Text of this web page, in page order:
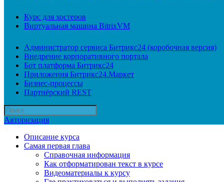
Курс для хостеров
Виртуальная машина BitrixVM
Администратор сервиса Битрикс24 (коробочная версия)
Внедрение корпоративного портала
Бот платформа Битрикс24
Приложения Битрикс24.Маркет
Бизнес-процессы
Партнёрский REST
Авторизация
Описание курса
Самая первая глава
Справочная информация
Как отформатирован текст в курсе
Видеоматериалы к курсу